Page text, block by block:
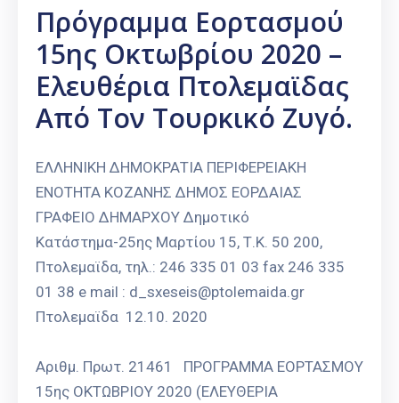
Πρόγραμμα Εορτασμού
15ης Οκτωβρίου 2020 –
Ελευθέρια Πτολεμαϊδας
Από Τον Τουρκικό Ζυγό.
ΕΛΛΗΝΙΚΗ ΔΗΜΟΚΡΑΤΙΑ ΠΕΡΙΦΕΡΕΙΑΚΗ
ΕΝΟΤΗΤΑ ΚΟΖΑΝΗΣ ΔΗΜΟΣ ΕΟΡΔΑΙΑΣ
ΓΡΑΦΕΙΟ ΔΗΜΑΡΧΟΥ Δημοτικό
Κατάστημα-25ης Μαρτίου 15, Τ.Κ. 50 200,
Πτολεμαϊδα, τηλ.: 246 335 01 03 fax 246 335
01 38 e mail : d_sxeseis@ptolemaida.gr
Πτολεμαϊδα 12.10. 2020
Αριθμ. Πρωτ. 21461 ΠΡΟΓΡΑΜΜΑ ΕΟΡΤΑΣΜΟΥ
15ης ΟΚΤΩΒΡΙΟΥ 2020 (ΕΛΕΥΘΕΡΙΑ